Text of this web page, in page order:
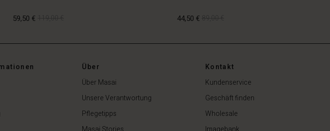
59,50 € 44,50 €
Über
Über Masai
Unsere Verantwortung
Pflegetipps
Kontakt
Kundenservice
Geschäft finden
Wholesale